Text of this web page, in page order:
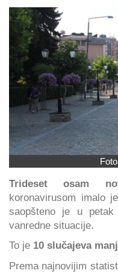
Trideset osam
koronavirusom imalo je
saopšteno je u
vanredne situacije.
To je 10 slučajeva
Prema najnovijim